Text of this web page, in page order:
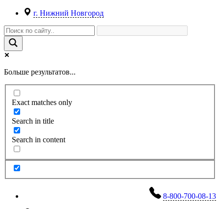
г. Нижний Новгород
Больше результатов...
Exact matches only
Search in title
Search in content
8-800-700-08-13